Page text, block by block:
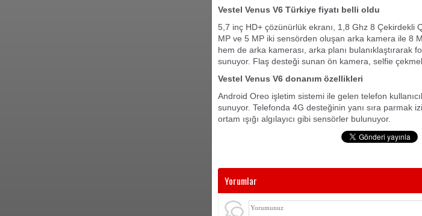
Vestel Venus V6 Türkiye fiyatı belli oldu
5,7 inç HD+ çözünürlük ekranı, 1,8 Ghz 8 Çekirdekli
MP ve 5 MP iki sensörden oluşan arka kamera ile 8
hem de arka kamerası, arka planı bulanıklaştırarak
sunuyor. Flaş desteği sunan ön kamera, selfie
Vestel Venus V6 donanım özellikleri
Android Oreo işletim sistemi ile gelen telefon
sunuyor. Telefonda 4G desteğinin yanı sıra parmak
ortam ışığı algılayıcı gibi sensörler bulunuyor.
Yorumlar